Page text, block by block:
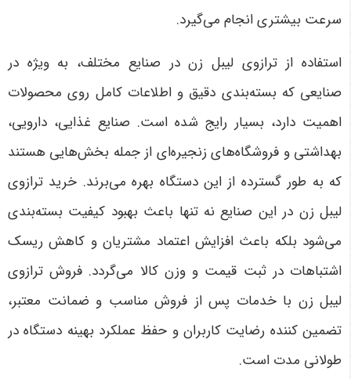
سرعت بیشتری انجام می‌گیرد.
استفاده از ترازوی لیبل زن در صنایع مختلف، به ویژه در
صنایعی که بسته‌بندی دقیق و اطلاعات کامل روی محصولات
اهمیت دارد، بسیار رایج شده است. صنایع غذایی، دارویی،
بهداشتی و فروشگاه‌های زنجیره‌ای از جمله بخش‌هایی هستند
که به طور گسترده از این دستگاه بهره می‌برند. خرید ترازوی
لیبل زن در این صنایع نه تنها باعث بهبود کیفیت بسته‌بندی
می‌شود بلکه باعث افزایش اعتماد مشتریان و کاهش ریسک
اشتباهات در ثبت قیمت و وزن کالا می‌گردد. فروش ترازوی
لیبل زن با خدمات پس از فروش مناسب و ضمانت معتبر،
تضمین کننده رضایت کاربران و حفظ عملکرد بهینه دستگاه در
طولانی مدت است.